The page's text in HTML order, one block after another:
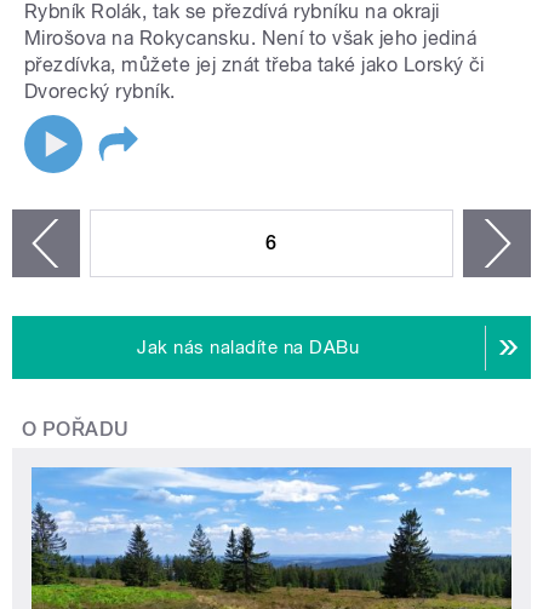
Rybník Rolák, tak se přezdívá rybníku na okraji
Mirošova na Rokycansku. Není to však jeho jediná
přezdívka, můžete jej znát třeba také jako Lorský či
Dvorecký rybník.
6
Jak nás naladíte na DABu
O POŘADU